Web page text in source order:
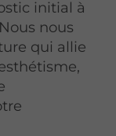
initial à
nous
qui allie